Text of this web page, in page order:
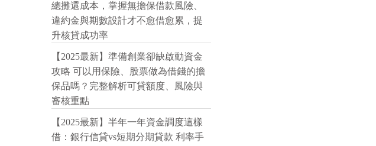
總攤還成本，掌握無擔保借款風險、
違約金與期數設計才不愈借愈累，提
升核貸成功率
【2025最新】準備創業卻缺啟動資金
攻略 可以用保險、股票做為借錢的擔
保品嗎？完整解析可貸額度、風險與
審核重點
【2025最新】半年一年資金調度這樣
借：銀行信貸vs短期分期貸款 利率手